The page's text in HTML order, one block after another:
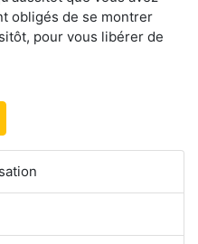
obligés de se montrer
pour vous libérer de